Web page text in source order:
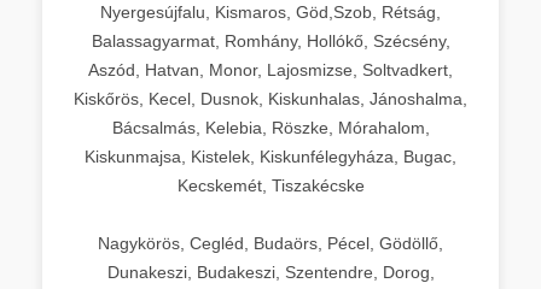
Nyergesújfalu, Kismaros, Göd,Szob, Rétság,
Balassagyarmat, Romhány, Hollókő, Szécsény,
Aszód, Hatvan, Monor, Lajosmizse, Soltvadkert,
Kiskőrös, Kecel, Dusnok, Kiskunhalas, Jánoshalma,
Bácsalmás, Kelebia, Röszke, Mórahalom,
Kiskunmajsa, Kistelek, Kiskunfélegyháza, Bugac,
Kecskemét, Tiszakécske
Nagykörös, Cegléd, Budaörs, Pécel, Gödöllő,
Dunakeszi, Budakeszi, Szentendre, Dorog,